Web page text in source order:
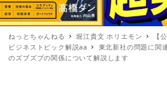
ねっとちゃんねる 堀江貴文 ホリエモン
【
ビジネストピック解説aa
東北新社の問題に関
のズブズブの関係について解説します